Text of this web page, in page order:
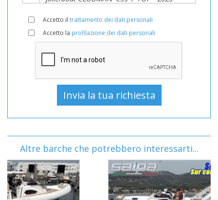
Accetto il trattamento dei dati personali
Accetto la profilazione dei dati personali
Altre barche che potrebbero interessarti...